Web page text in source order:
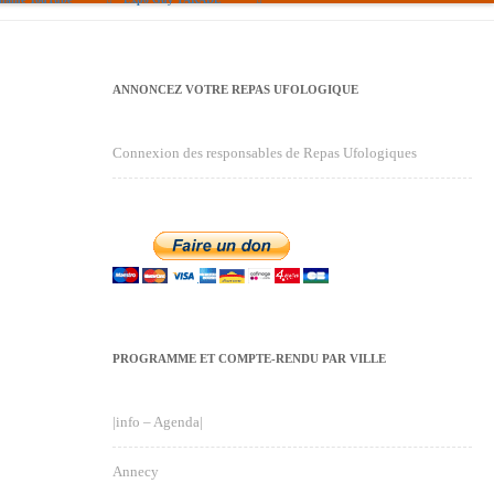
ANNONCEZ VOTRE REPAS UFOLOGIQUE
Connexion des responsables de Repas Ufologiques
PROGRAMME ET COMPTE-RENDU PAR VILLE
|info – Agenda|
Annecy